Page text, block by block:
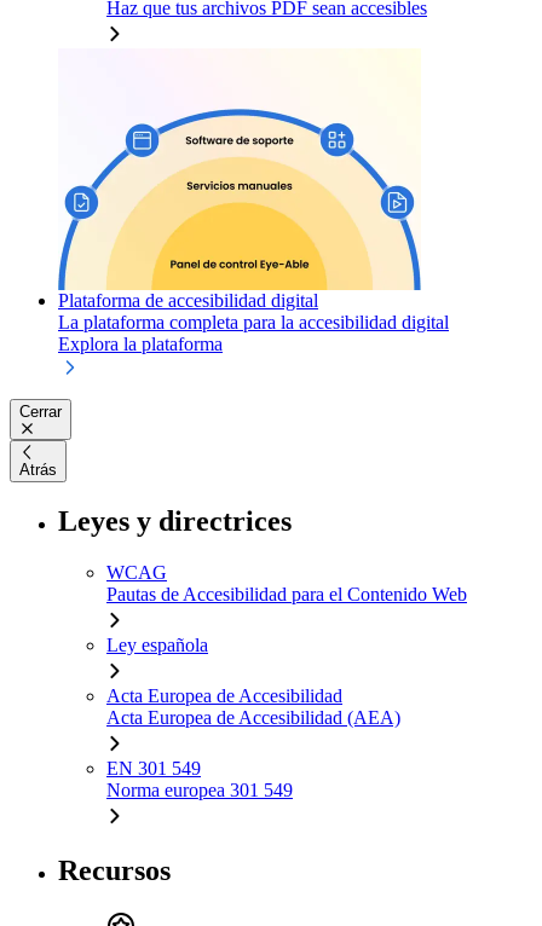
Haz que tus archivos PDF sean accesibles
Plataforma de accesibilidad digital
La plataforma completa para la accesibilidad digital
Explora la plataforma
Cerrar
Atrás
Leyes y directrices
WCAG
Pautas de Accesibilidad para el Contenido Web
Ley española
Acta Europea de Accesibilidad
Acta Europea de Accesibilidad (AEA)
EN 301 549
Norma europea 301 549
Recursos